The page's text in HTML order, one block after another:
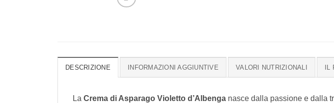
DESCRIZIONE INFORMAZIONI AGGIUNTIVE VALORI NUTRIZIONALI
La Crema di Asparago Violetto d’Albenga nasce dalla passione e dalla